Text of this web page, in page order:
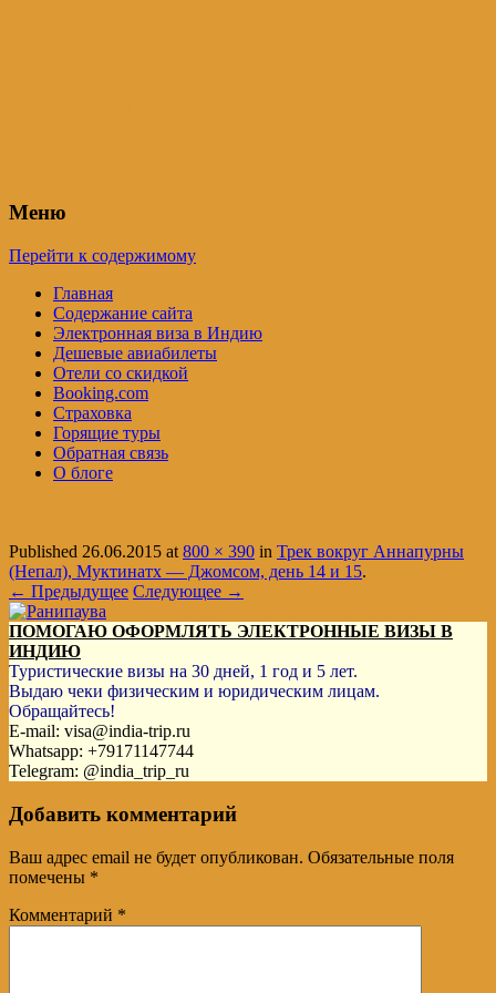
Меню
Перейти к содержимому
Главная
Содержание сайта
Электронная виза в Индию
Дешевые авиабилеты
Отели со скидкой
Booking.com
Страховка
Горящие туры
Обратная связь
О блоге
Published 26.06.2015 at800 × 390 in Трек вокруг Аннапурны
(Непал), Муктинатх — Джомсом, день 14 и 15.
← Предыдущее Следующее →
ПОМОГАЮ ОФОРМЛЯТЬ ЭЛЕКТРОННЫЕ ВИЗЫ В
ИНДИЮ
Туристические визы на 30 дней, 1 год и 5 лет.
Выдаю чеки физическим и юридическим лицам.
Обращайтесь!
E-mail: visa@india-trip.ru
Whatsapp: +79171147744
Telegram: @india_trip_ru
Добавить комментарий
Ваш адрес email не будет опубликован. Обязательные поля
помечены *
Комментарий *